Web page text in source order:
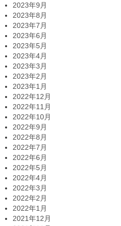
2023年9月
2023年8月
2023年7月
2023年6月
2023年5月
2023年4月
2023年3月
2023年2月
2023年1月
2022年12月
2022年11月
2022年10月
2022年9月
2022年8月
2022年7月
2022年6月
2022年5月
2022年4月
2022年3月
2022年2月
2022年1月
2021年12月